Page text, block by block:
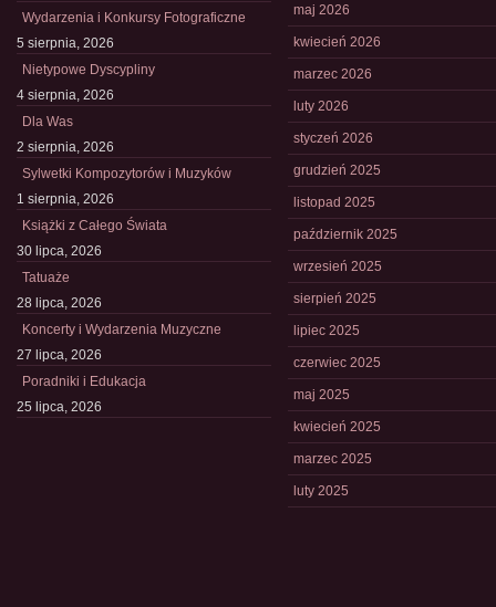
Wydarzenia i Konkursy Fotograficzne
5 sierpnia, 2026
Nietypowe Dyscypliny
4 sierpnia, 2026
Dla Was
2 sierpnia, 2026
Sylwetki Kompozytorów i Muzyków
1 sierpnia, 2026
Książki z Całego Świata
30 lipca, 2026
Tatuaże
28 lipca, 2026
Koncerty i Wydarzenia Muzyczne
27 lipca, 2026
Poradniki i Edukacja
25 lipca, 2026
maj 2026
kwiecień 2026
marzec 2026
luty 2026
styczeń 2026
grudzień 2025
listopad 2025
październik 2025
wrzesień 2025
sierpień 2025
lipiec 2025
czerwiec 2025
maj 2025
kwiecień 2025
marzec 2025
luty 2025